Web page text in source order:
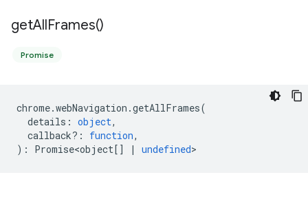
getAllFrames()
Promise
chrome.webNavigation .getAllFrames(
details : object,
callback? : function,
) : Promise<object[] | undefined>